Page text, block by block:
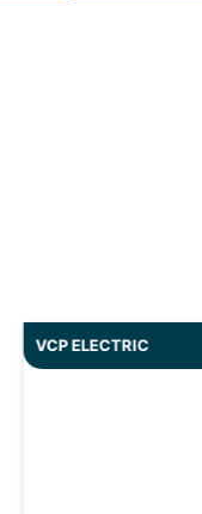
VCP ELECTRIC